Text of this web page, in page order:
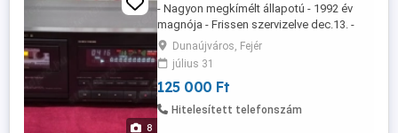
8
- Nagyon megkímélt állapotú - 1992 év
magnója - Frissen szervizelve dec.13. -
Működése tökéletes - 3fej , kemény
permeloly fej - Dual capstan - Automata
kalibráció - Dolby B,C,S Hx-pro -
Frequencia átvitel Metal :15-21000hz -
Aranyozott csatlakozó -Tömeg : 8kg A
Dunaújváros, Fejér
július 31
125 000 Ft
Hitelesített telefonszám